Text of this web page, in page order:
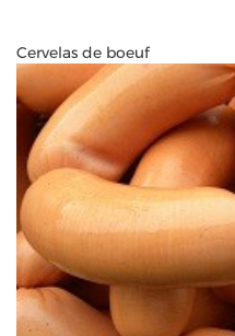
Cervelas de boeuf